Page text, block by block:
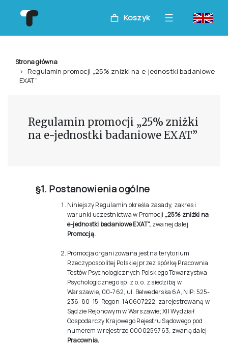
Koszyk
Strona główna
Regulamin promocji „25% zniżki na e-jednostki badaniowe
EXAT”
Regulamin promocji „25% zniżki
na e-jednostki badaniowe EXAT”
§1. Postanowienia ogólne
Niniejszy Regulamin określa zasady, zakres i
warunki uczestnictwa w Promocji „25% zniżki na
e-jednostki badaniowe EXAT”, zwanej dalej
Promocją.
Promocja organizowana jest na terytorium
Rzeczypospolitej Polskiej przez spółkę Pracownia
Testów Psychologicznych Polskiego Towarzystwa
Psychologicznego sp. z o. o. z siedzibą w
Warszawie, 00-762, ul. Belwederska 6A, NIP: 525-
236-80-15, Regon: 140607222, zarejestrowaną w
Sądzie Rejonowym w Warszawie; XII Wydział
Gospodarczy Krajowego Rejestru Sądowego pod
numerem w rejestrze 0000259763, zwaną dalej
Pracownia.